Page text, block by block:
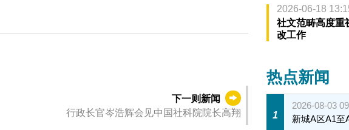
下一则新闻
行政长官岑浩辉会见中国社科院院长高翔
2026-06-18
社文范畴高度重
改工作
热点新闻
1
2026-08-03
新城A区A1至